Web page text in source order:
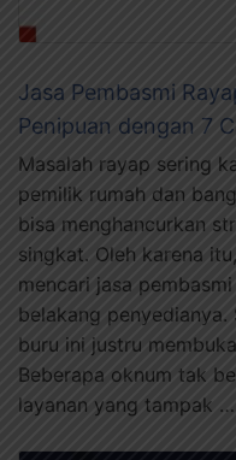
Jasa Pembasmi
Penipuan dengan 7
Masalah rayap sering
pemilik rumah dan
bisa menghancurkan
singkat. Oleh karena
mencari jasa
belakang
buru ini justru
Beberapa oknum tak
layanan yang tampak …